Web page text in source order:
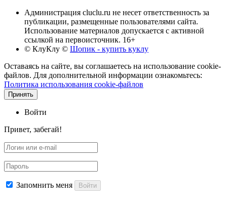
Администрация cluclu.ru не несет ответственность за
публикации, размещенные пользователями сайта.
Использование материалов допускается с активной
ссылкой на первоисточник. 16+
© КлуКлу © Шопик - купить куклу
Оставаясь на сайте, вы соглашаетесь на использование cookie-
файлов. Для дополнительной информации ознакомьтесь:
Политика использования cookie-файлов
Принять
Войти
Привет, забегай!
Запомнить меня Войти